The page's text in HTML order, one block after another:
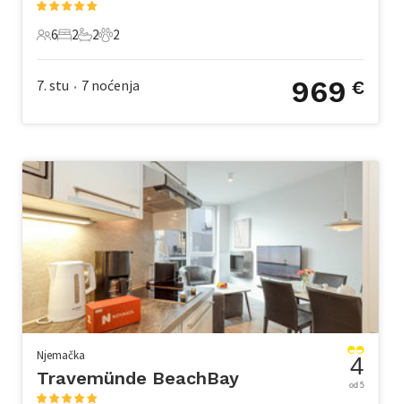
6 Gosti
6
2 Spavaće sobe
2
2 Kupaonice
2
2 Kućni ljubimac
2
7. stu • 7 noćenja 969 €
Njemačka
Travemünde BeachBay 4
od 5